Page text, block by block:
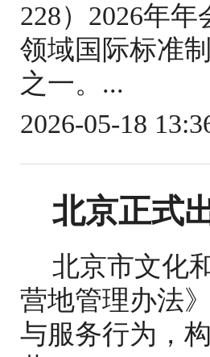
228）2026年
领域国际标准
之一。...
2026-05-18
北京正式
北京市文化
营地管理办法
与服务行为，